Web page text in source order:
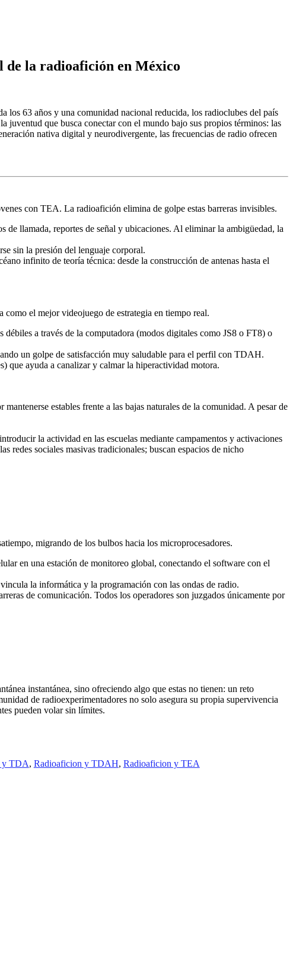
de la radioafición en México
los 63 años y una comunidad nacional reducida, los radioclubes del país
juventud que busca conectar con el mundo bajo sus propios términos: las
nativa digital y neurodivergente, las frecuencias de radio ofrecen
con TEA. La radioafición elimina de golpe estas barreras invisibles.
llamada, reportes de señal y ubicaciones. Al eliminar la ambigüedad, la
sin la presión del lenguaje corporal.
infinito de teoría técnica: desde la construcción de antenas hasta el
el mejor videojuego de estrategia en tiempo real.
a través de la computadora (modos digitales como JS8 o FT8) o
un golpe de satisfacción muy saludable para el perfil con TDAH.
que ayuda a canalizar y calmar la hiperactividad motora.
estables frente a las bajas naturales de la comunidad. A pesar de
la actividad en las escuelas mediante campamentos y activaciones
redes sociales masivas tradicionales; buscan espacios de nicho
migrando de los bulbos hacia los microprocesadores.
en una estación de monitoreo global, conectando el software con el
la informática y la programación con las ondas de radio.
de comunicación. Todos los operadores son juzgados únicamente por
instantánea, sino ofreciendo algo que estas no tienen: un reto
de radioexperimentadores no solo asegura su propia supervivencia
pueden volar sin límites.
y TDA, Radioaficion y TDAH, Radioaficion y TEA